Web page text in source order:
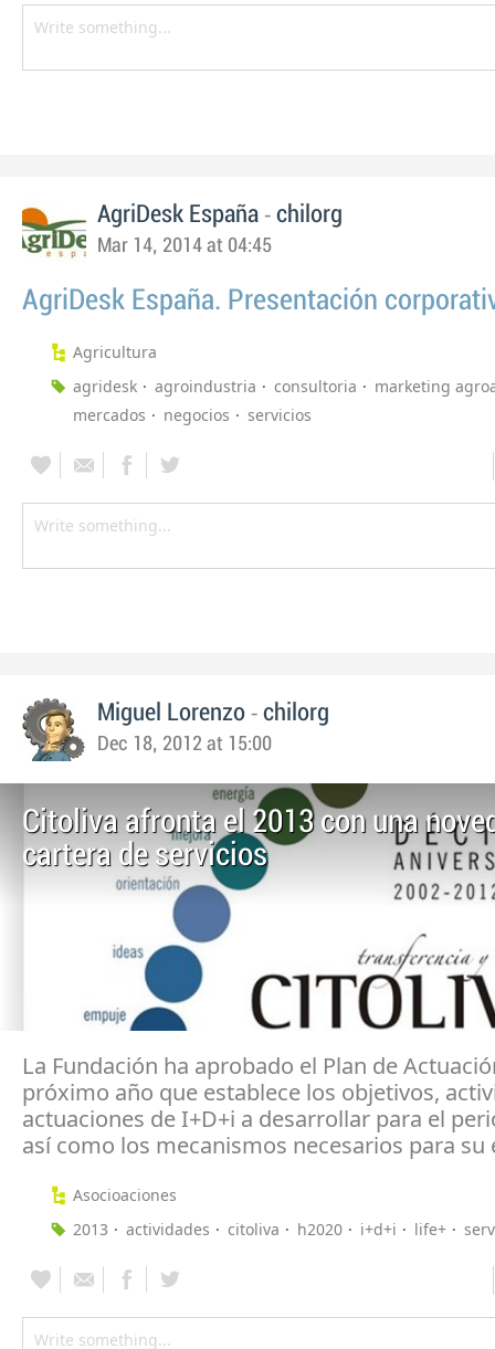
AgriDesk España - chilorg
Mar 14, 2014 at 04:45
AgriDesk España. Presentación
Agricultura
agridesk
agroindustria consultoria
marketing
mercados
negocios servicios
Miguel Lorenzo - chilorg
Dec 18, 2012 at 15:00
Citoliva afronta el 2013 con una
cartera de servicios
La Fundación ha aprobado el Plan de
próximo año que establece los objetivos,
actuaciones de I+D+i a desarrollar para el
así como los mecanismos necesarios para su
Asocioaciones
2013
actividades citoliva h2020 i+d+i life+